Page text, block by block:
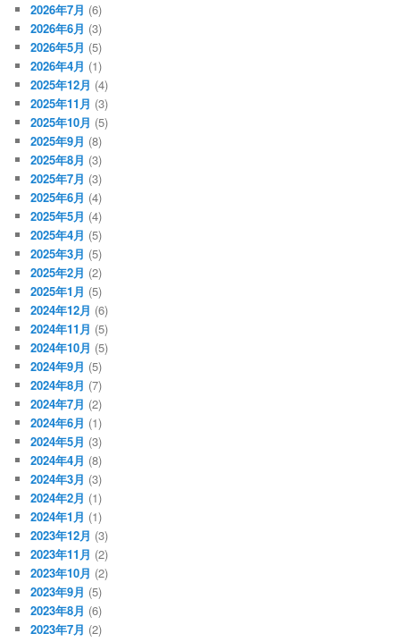
2026年7月 (6)
2026年6月 (3)
2026年5月 (5)
2026年4月 (1)
2025年12月 (4)
2025年11月 (3)
2025年10月 (5)
2025年9月 (8)
2025年8月 (3)
2025年7月 (3)
2025年6月 (4)
2025年5月 (4)
2025年4月 (5)
2025年3月 (5)
2025年2月 (2)
2025年1月 (5)
2024年12月 (6)
2024年11月 (5)
2024年10月 (5)
2024年9月 (5)
2024年8月 (7)
2024年7月 (2)
2024年6月 (1)
2024年5月 (3)
2024年4月 (8)
2024年3月 (3)
2024年2月 (1)
2024年1月 (1)
2023年12月 (3)
2023年11月 (2)
2023年10月 (2)
2023年9月 (5)
2023年8月 (6)
2023年7月 (2)